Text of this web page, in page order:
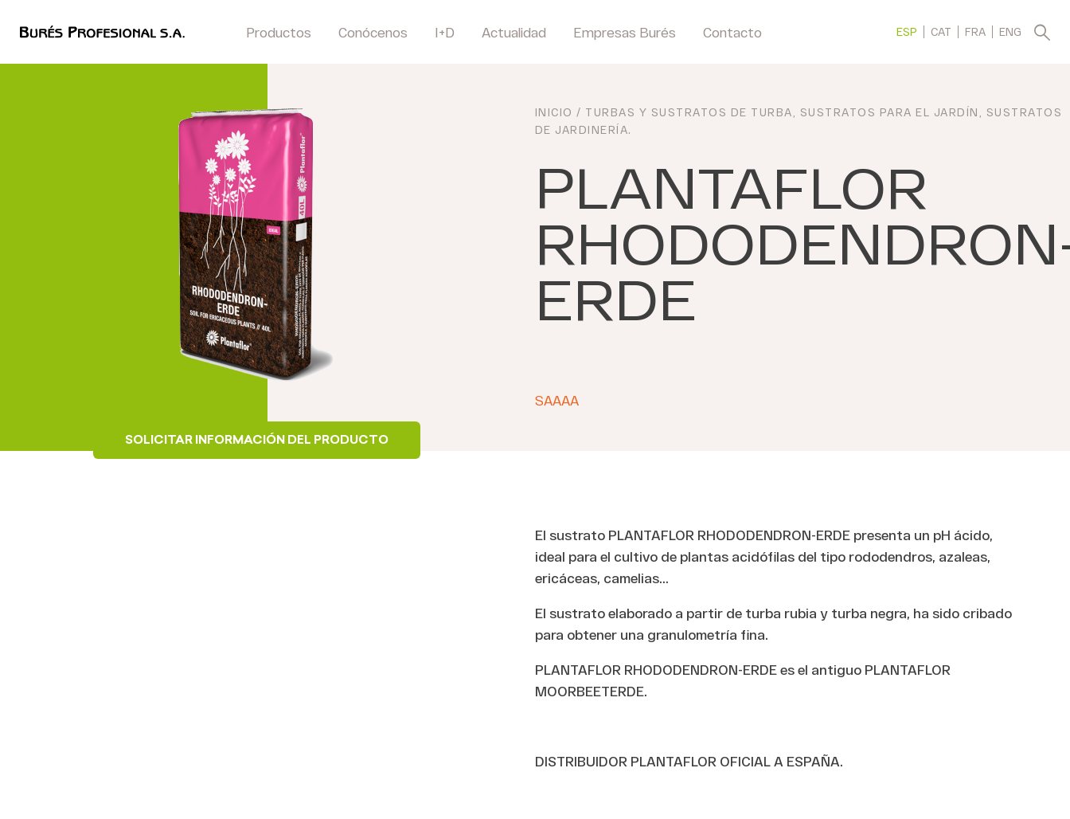
Productos Conócenos I+D Actualidad Empresas Burés Contacto ESP CAT FRA ENG
SOLICITAR INFORMACIÓN DEL PRODUCTO
INICIO / TURBAS Y SUSTRATOS DE TURBA SUSTRATOS PARA EL JARDÍN
SUSTRATOS
DE JARDINERÍA.
PLANTAFLOR
ERDE
SAAAA
El sustrato PLANTAFLOR RHODODENDRON-ERDE presenta un pH ácido,
ideal para el cultivo de plantas acidófilas del tipo rododendros, azaleas,
ericáceas, camelias…
El sustrato elaborado a partir de turba rubia y turba negra, ha sido cribado
para obtener una granulometría fina.
PLANTAFLOR RHODODENDRON-ERDE es el antiguo PLANTAFLOR
MOORBEETERDE.
DISTRIBUIDOR PLANTAFLOR OFICIAL A ESPAÑA.